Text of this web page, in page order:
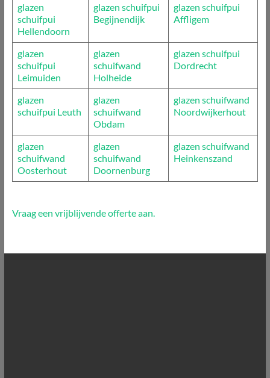
glazen
schuifpui
Hellendoorn
glazen schuifpui
Begijnendijk
glazen schuifpui
Affligem
glazen
schuifpui
Leimuiden
glazen
schuifwand
Holheide
glazen schuifpui
Dordrecht
glazen
schuifpui Leuth
glazen
schuifwand
Obdam
glazen schuifwand
Noordwijkerhout
glazen
schuifwand
Oosterhout
glazen
schuifwand
Doornenburg
glazen schuifwand
Heinkenszand
Vraag een vrijblijvende offerte aan.